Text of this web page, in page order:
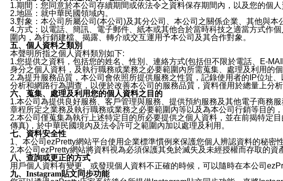
1.期間：您同意於本公司存續期間或依法令之資料保存期間內，以及您的個
2.地區：就中華民國領域內。
3.對象：本公司所屬公司(本公司)及其分公司、本公司之關係企業、其他與本
4.方式：以電話、簡訊、電子郵件、紙本或其他合於當時科技之適當方式作
圍內，為行銷建檔、揭露、轉介或交互運用予本公司及其合作對象。
五、個人資料之類別
本聲明所指之個人資料類別如下:
1.您提供之資料，包括您的姓名、性別、連絡方式(包括但不限於電話、E-
身分之個人資料，及執行職務或業務之必要範圍內所需蒐集、處理及利用的個
2.為提升服務品質，本公司會依照所提供服務之性質，記錄使用者的IP位址
分析和網路行為調查，以便於改善本公司的服務品質，資料僅用於總量上分
六、蒐集、處理及利用您的個人資料之目的
1.本公司為提供良好服務、客戶管理與服務、提供預約服務及其他電子商務
章程所定之業務及執行職務或業務之必要範圍內等以及為本公司行銷等目的
2.本公司僅蒐集為執行上述特定目的所必要提供之個人資料，並在前揭特定
傳真)，於中華民國境內及法令許可之範圍內加以處理及利用。
七、資料安全性
1、本公司ezPretty網站平台使用企業標準慣例來保護您個人辨認資料的秘
2.本公司ezPretty網站將資料視為必須保護其免於滅失及未經授權而存取的
八、查詢或更正的方式
用戶個人資料有變更、或發現個人資料不正確的時候，可以隨時在本公司
九、Instagram貼文同步功能